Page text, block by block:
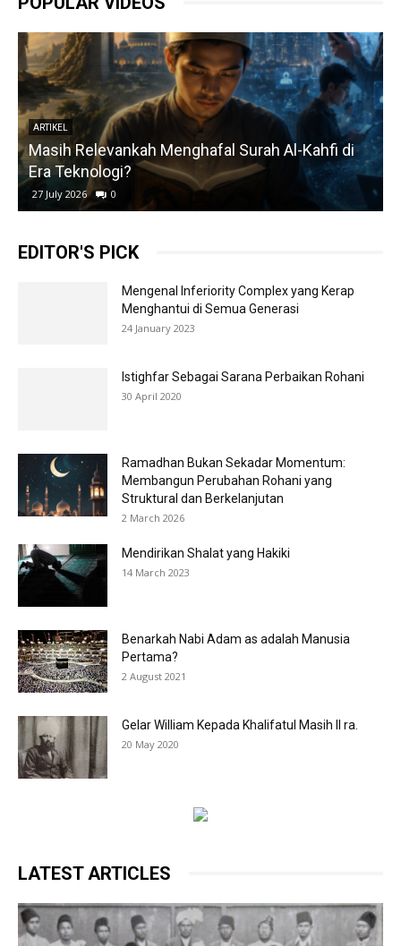
ARTIKEL
Masih Relevankah Menghafal Surah Al-Kahfi di
Era Teknologi?
27 July 2026 0
EDITOR'S PICK
Mengenal Inferiority Complex yang Kerap
Menghantui di Semua Generasi
24 January 2023
Istighfar Sebagai Sarana Perbaikan Rohani
30 April 2020
Ramadhan Bukan Sekadar Momentum:
Membangun Perubahan Rohani yang
Struktural dan Berkelanjutan
2 March 2026
Mendirikan Shalat yang Hakiki
14 March 2023
Benarkah Nabi Adam as adalah Manusia
Pertama?
2 August 2021
Gelar William Kepada Khalifatul Masih II ra.
20 May 2020
LATEST ARTICLES